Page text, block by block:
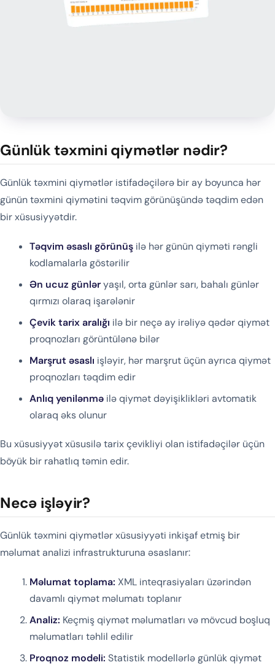
Günlük təxmini qiymətlər nədir?
Günlük təxmini qiymətlər istifadəçilərə bir ay boyunca hər
günün təxmini qiymətini təqvim görünüşündə təqdim edən
bir xüsusiyyətdir.
Təqvim əsaslı görünüş ilə hər günün qiyməti rəngli
kodlamalarla göstərilir
Ən ucuz günləryaşıl, orta günlər sarı, bahalı günlər
qırmızı olaraq işarələnir
Çevik tarix aralığı ilə bir neçə ay irəliyə qədər qiymət
proqnozları görüntülənə bilər
Marşrut əsaslı işləyir, hər marşrut üçün ayrıca qiymət
proqnozları təqdim edir
Anlıq yenilənmə ilə qiymət dəyişiklikləri avtomatik
olaraq əks olunur
Bu xüsusiyyət xüsusilə tarix çevikliyi olan istifadəçilər üçün
böyük bir rahatlıq təmin edir.
Necə işləyir?
Günlük təxmini qiymətlər xüsusiyyəti inkişaf etmiş bir
məlumat analizi infrastrukturuna əsaslanır:
Məlumat toplama: XML inteqrasiyaları üzərindən
davamlı qiymət məlumatı toplanır
Analiz: Keçmiş qiymət məlumatları və mövcud boşluq
məlumatları təhlil edilir
Proqnoz modeli: Statistik modellərlə günlük qiymət